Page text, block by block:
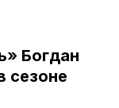
Богдан
сезоне